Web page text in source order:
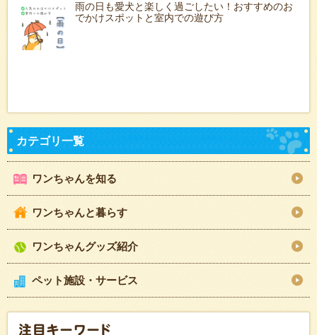
雨の日も愛犬と楽しく過ごしたい！おすすめのお
でかけスポットと室内での遊び方
ワンちゃんを知る
ワンちゃんと暮らす
ワンちゃんグッズ紹介
ペット施設・サービス